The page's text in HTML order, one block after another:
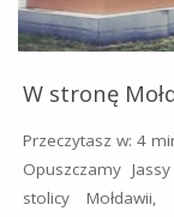
W stronę
Przeczytasz w: 4
Opuszczamy
stolicy